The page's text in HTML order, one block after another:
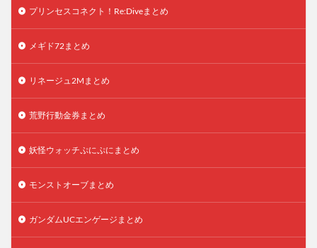
プリンセスコネクト！Re:Diveまとめ
メギド72まとめ
リネージュ2Mまとめ
荒野行動金券まとめ
妖怪ウォッチぷにぷにまとめ
モンストオーブまとめ
ガンダムUCエンゲージまとめ